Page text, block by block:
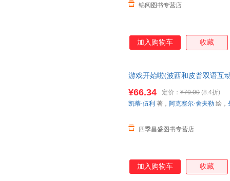
锦阅图书专营店
加入购物车 收藏
游戏开始啦(波西和皮普双语互
¥66.34 定价： ¥79.00 (8.4折)
四季昌盛图书专营店
凯蒂·伍利 著， 阿克塞尔·舍夫勒 绘，
加入购物车 收藏